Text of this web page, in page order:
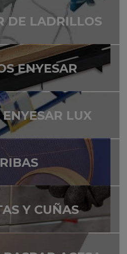
DE LADRILLOS
ENYESAR
LUX
Y CUÑAS